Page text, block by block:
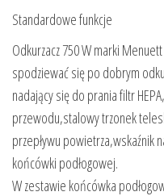
Standardowe funkcje
Odkurzacz 750 W marki
spodziewać się po dobrym
nadający się do prania filtr
przewodu,stalowy trzonek
przepływu powietrza,wskaźnik
końcówki podłogowej.
W zestawie końcówka